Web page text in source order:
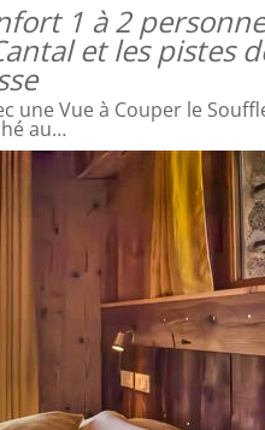
1 à 2
et les pistes
une Vue à Couper le
au…